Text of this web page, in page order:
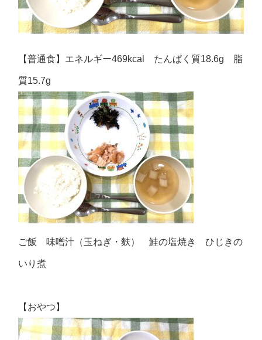
【普通食】エネルギー469kcal たんぱく質18.6g 脂
質15.7g
ご飯 味噌汁（玉ねぎ・麩） 鮭の塩焼き ひじきの
いり煮
【おやつ】